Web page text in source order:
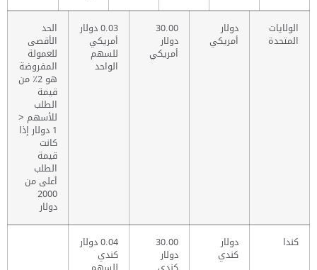
الولايات
المتحدة
دولار
أمريكي
30.00
دولار
أمريكي
0.03 دولار
أمريكي
للسهم
الواحد
الحد
الأقصى
للعمولة
المفروضة
هو 2٪ من
قيمة
الطلب
للأسهم <
1 دولار إذا
كانت
قيمة
الطلب
أعلى من
2000
دولار
كندا دولار
كندي
30.00
دولار
0.04 دولار
كندي